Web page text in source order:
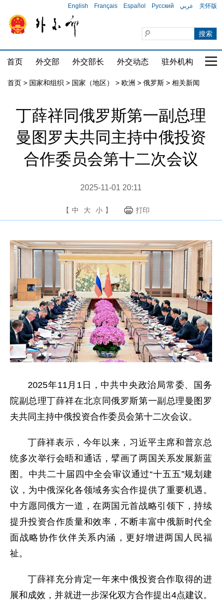
English Français Español Русский عربي 关怀版
首页 外交部 外交部长 外交动态 驻外机构 国
首页 > 国家和组织 > 国家（地区） > 欧洲 > 俄罗斯 > 相关新闻
丁薛祥同俄罗斯第一副总理
曼图罗夫共同主持中俄投资
合作委员会第十二次会议
2025-11-01 20:11
【 中 大 小 】 打印
2025年11月1日，中共中央政治局常委、国务
院副总理丁薛祥在北京同俄罗斯第一副总理曼图罗
夫共同主持中俄投资合作委员会第十二次会议。
丁薛祥表示，今年以来，习近平主席和普京总
统多次举行会晤和通话，擘画了两国关系发展新蓝
图。中共二十届四中全会审议通过“十五五”规划建
议，为中俄深化各领域务实合作提供了重要机遇。
中方愿同俄方一道，在两国元首战略引领下，持续
提升投资合作质量和效率，不断丰富中俄新时代全
面战略协作伙伴关系内涵，更好增进两国人民福
祉。
丁薛祥充分肯定一年来中俄投资合作取得的进
展和成效，并就进一步深化双方合作提出4点建议。